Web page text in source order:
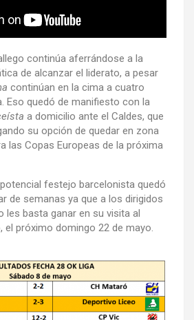
continúa aferrándose a la
de alcanzar el liderato, a pesar
continúan en la cima a cuatro
Eso quedó de manifiesto con la
a domicilio ante el Caldes, que
su opción de quedar en zona
las Copas Europeas de la próxima
festejo barcelonista quedó
de semanas ya que a los dirigidos
les basta ganar en su visita al
el próximo domingo 22 de mayo.